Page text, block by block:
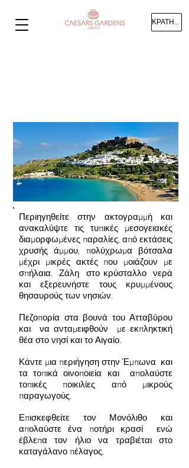
ΚΡΑΤΗΣΗ
Περιηγηθείτε στην ακτογραμμή και
ανακαλύψτε τις τυπικές μεσογειακές
διαμορφωμένες παραλίες, από εκτάσεις
χρυσής άμμου, πολύχρωμα βότσαλα
μέχρι μικρές ακτές που μοιάζουν με
σπήλαια. Ζάλη στο κρύσταλλο νερά
και εξερευνήστε τους κρυμμένους
θησαυρούς των νησιών.
Πεζοπορία στα βουνά του Ατταβύρου
και να ανταμειφθούν με εκπληκτική
θέα στο νησί και το Αιγαίο.
Κάντε μια περιήγηση στην Έμπωνα και
τα τοπικά οινοποιεία και απολαύστε
τοπικές ποικιλίες από μικρούς
παραγωγούς.
Επισκεφθείτε τον Μονόλιθο και
απολαύστε ένα ποτήρι κρασί ενώ
έβλεπα τον ήλιο να τραβιέται στο
καταγάλανο πέλαγος.